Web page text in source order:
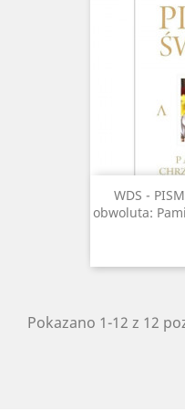
WDS -
obwoluta:
Pokazano 1-12 z 12